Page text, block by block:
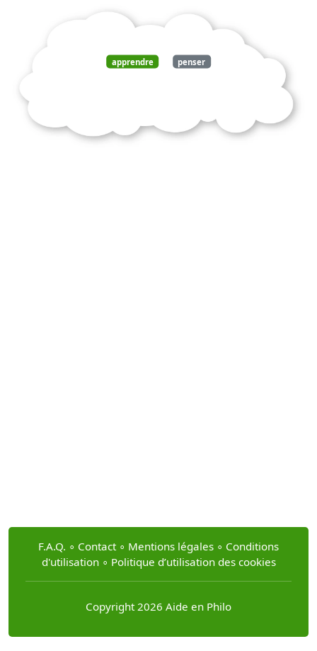
apprendre penser
F.A.Q. ∘ Contact ∘ Mentions légales ∘ Conditions
d'utilisation∘ Politique d’utilisation des cookies
Copyright 2026 Aide en Philo